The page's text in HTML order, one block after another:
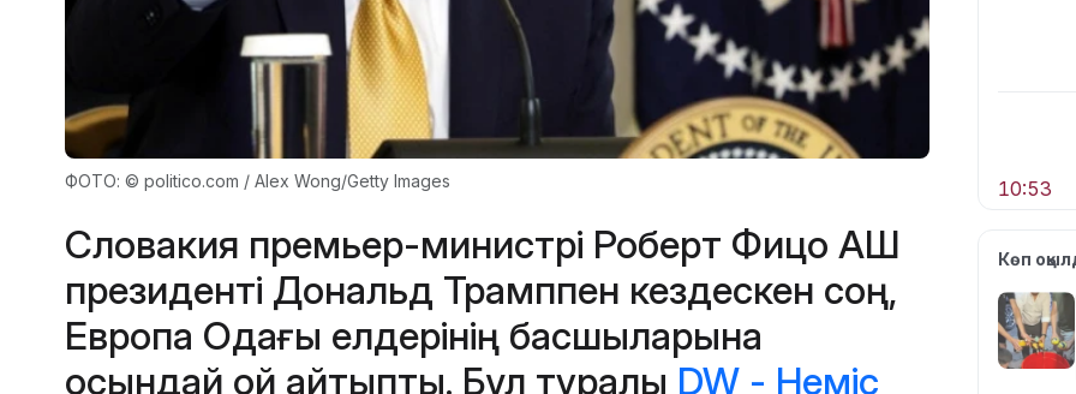
ФОТО: © politico.com / Alex Wong/Getty Images
Словакия премьер-министрі Роберт Фицо АҚШ
президенті Дональд Трамппен кездескен соң,
Европа Одағы елдерінің басшыларына
осындай ой айтыпты. Бұл туралы DW - Неміс
10:53
Көп